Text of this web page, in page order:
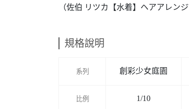
（佐伯 リツカ【水着】ヘアアレン
規格說明
系列 創彩少女庭園
比例 1/10